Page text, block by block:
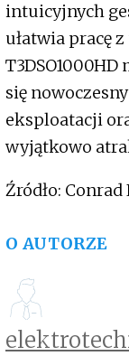
intuicyjnych
ułatwia pracę
się
eksploatacji
wyjątkowo
Źródło:
O AUTORZE